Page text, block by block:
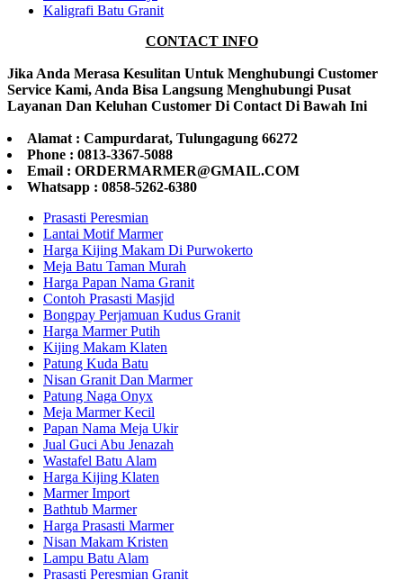
Kaligrafi Batu Granit
CONTACT INFO
Jika Anda Merasa Kesulitan Untuk Menghubungi Customer
Service Kami, Anda Bisa Langsung Menghubungi Pusat
Layanan Dan Keluhan Customer Di Contact Di Bawah Ini
Alamat : Campurdarat, Tulungagung 66272
Phone : 0813-3367-5088
Email : ORDERMARMER@GMAIL.COM
Whatsapp : 0858-5262-6380
Prasasti Peresmian
Lantai Motif Marmer
Harga Kijing Makam Di Purwokerto
Meja Batu Taman Murah
Harga Papan Nama Granit
Contoh Prasasti Masjid
Bongpay Perjamuan Kudus Granit
Harga Marmer Putih
Kijing Makam Klaten
Patung Kuda Batu
Nisan Granit Dan Marmer
Patung Naga Onyx
Meja Marmer Kecil
Papan Nama Meja Ukir
Jual Guci Abu Jenazah
Wastafel Batu Alam
Harga Kijing Klaten
Marmer Import
Bathtub Marmer
Harga Prasasti Marmer
Nisan Makam Kristen
Lampu Batu Alam
Prasasti Peresmian Granit